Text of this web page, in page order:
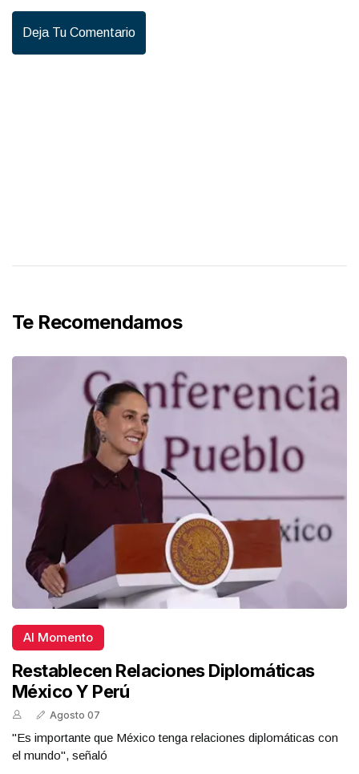
Deja Tu Comentario
Te Recomendamos
Al Momento
Restablecen Relaciones Diplomáticas
México Y Perú
Agosto 07
"Es importante que México tenga relaciones diplomáticas con
el mundo", señaló